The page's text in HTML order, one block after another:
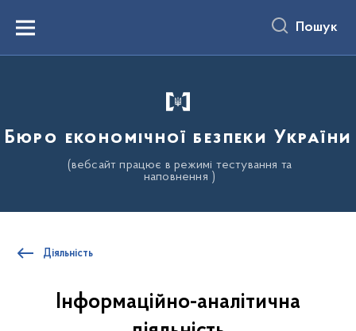
вмістуMenu Пошук
Бюро економічної безпеки України
(вебсайт працює в режимі тестування та
наповнення )
Діяльність
Інформаційно-аналітична